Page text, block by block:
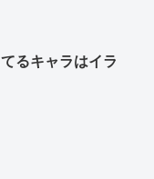
るキャラはイラ